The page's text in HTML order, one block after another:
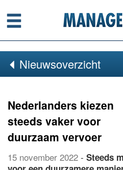
Menu
Nieuwsoverzicht
Nederlanders kiezen
steeds vaker voor
duurzaam vervoer
15 november 2022 - Steeds